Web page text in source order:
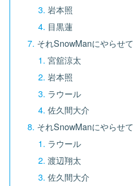
岩本照
目黒蓮
それSnowManにやらせ
宮舘涼太
岩本照
ラウール
佐久間大介
それSnowManにやらせ
ラウール
渡辺翔太
佐久間大介